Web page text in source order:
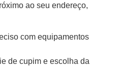
ao seu endereço,
com equipamentos
de cupim e escolha da